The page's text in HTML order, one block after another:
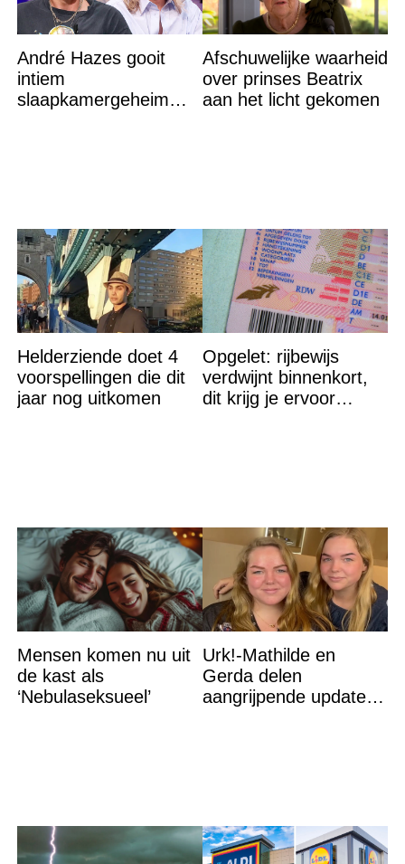
André Hazes gooit
intiem
slaapkamergeheim
Afschuwelijke waarheid
over prinses Beatrix
aan het licht gekomen
Helderziende doet 4
voorspellingen die dit
jaar nog uitkomen
Opgelet: rijbewijs
verdwijnt binnenkort,
dit krijg je ervoor
Mensen komen nu uit
de kast als
‘Nebulaseksueel’
Urk!-Mathilde en
Gerda delen
aangrijpende update